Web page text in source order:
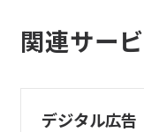
関連サー
デジタル広告